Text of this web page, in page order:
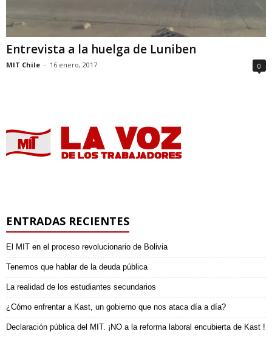
Entrevista a la huelga de Luniben
MIT Chile - 16 enero, 2017 0
ENTRADAS RECIENTES
El MIT en el proceso revolucionario de Bolivia
Tenemos que hablar de la deuda pública
La realidad de los estudiantes secundarios
¿Cómo enfrentar a Kast, un gobierno que nos ataca día a día?
Declaración pública del MIT. ¡NO a la reforma laboral encubierta de Kast !